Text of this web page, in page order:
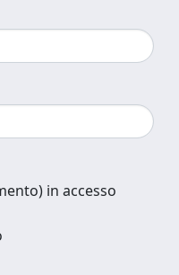
in accesso